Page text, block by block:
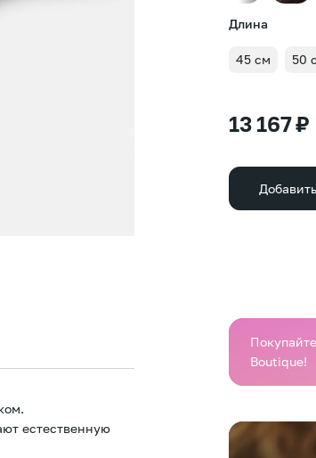
Длина
45 см 50
13 167 ₽
естественную
Boutique!